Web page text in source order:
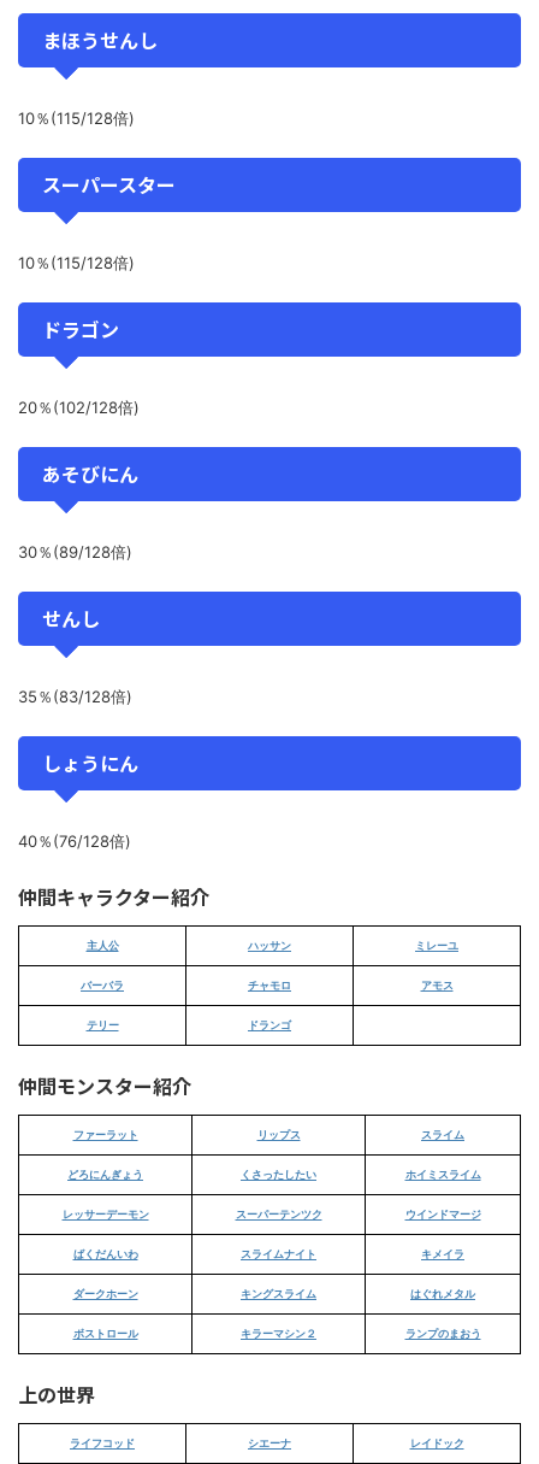
まほうせんし
10％(115/128倍)
スーパースター
10％(115/128倍)
ドラゴン
20％(102/128倍)
あそびにん
30％(89/128倍)
せんし
35％(83/128倍)
しょうにん
40％(76/128倍)
仲間キャラクター紹介
主人公 ハッサン ミレーユ
バーバラ チャモロ アモス
テリー ドランゴ
仲間モンスター紹介
ファーラット リップス スライム
どろにんぎょう くさったしたい ホイミスライム
レッサーデーモン スーパーテンツク ウインドマージ
ばくだんいわ スライムナイト キメイラ
ダークホーン キングスライム はぐれメタル
ボストロール キラーマシン２ ランプのまおう
上の世界
ライフコッド シエーナ レイドック